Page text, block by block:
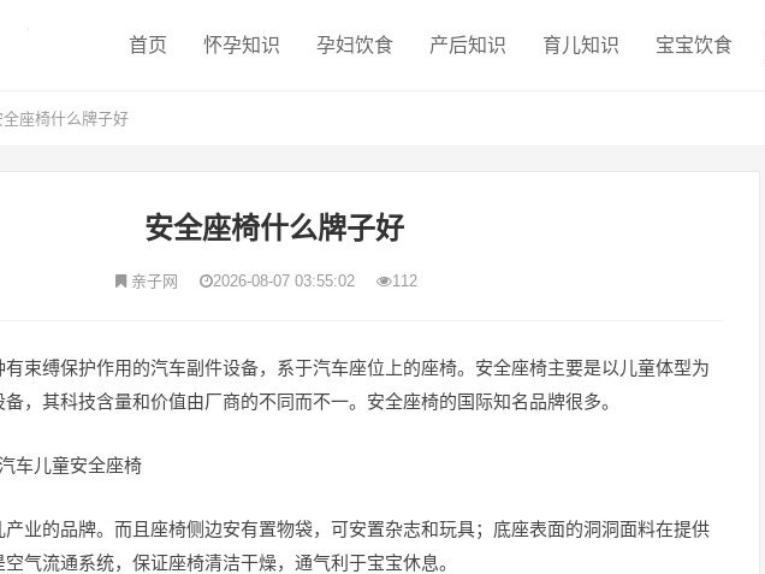
首页 怀孕知识 孕妇饮食 产后知识 育儿知识 宝宝饮食
全座椅什么牌子好
安全座椅什么牌子好
亲子网 2026-08-07 03:55:02 112
有束缚保护作用的汽车副件设备，系于汽车座位上的座椅。安全座椅主要是以儿童体型为
，其科技含量和价值由厂商的不同而不一。安全座椅的国际知名品牌很多。
车儿童安全座椅
业的品牌。而且座椅侧边安有置物袋，可安置杂志和玩具；底座表面的洞洞面料在提供
气流通系统，保证座椅清洁干燥，通气利于宝宝休息。